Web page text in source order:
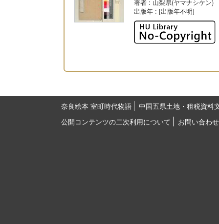
著者 : 山梨県(ヤマナシケン)
出版年 : [出版年不明]
奈良絵本 室町時代物語
中国五県土地・租税資料
公開コンテンツの二次利用について
お問い合わせ